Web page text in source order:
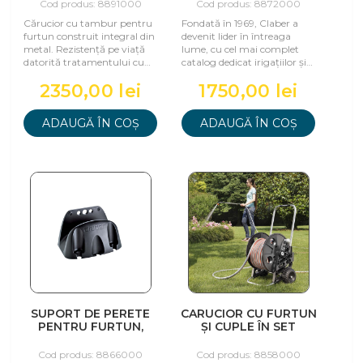
Cod produs: 8891000
Cărucior cu tambur pentru
furtun construit integral din
metal. Rezistență pe viață
datorită tratamentului cu
2350,00 lei
ADAUGĂ ÎN COȘ
Cod produs: 8872000
Fondată în 1969, Claber a
devenit lider în întreaga
lume, cu cel mai complet
catalog dedicat irigațiilor și
sale e1750,00 lei
ADAUGĂ ÎN COȘ
SUPORT DE PERETE
PENTRU FURTUN,
Cod produs: 8866000
CARUCIOR CU FURTUN
ȘI CUPLE ÎN SET
PRONTO"
Cod produs: 8858000